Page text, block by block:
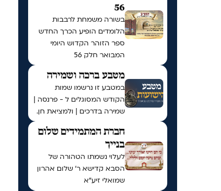
56
בשורה משמחת לרבבות
הלומדים הופיע הכרך החדש
ספר הזוהר הקדוש היומי
המבואר חלק 56
מטבע ברכה ושמירה
במטבע זו נרשמו שמות
הקודש המסוגלים ל - פרנסה |
שמירה בדרכים | ולמציאת חן.
חברת המתמידים שלום
בנייך
לעלוי נשמתו הטהורה של
הסבא קדישא ר' שלום אהרון
שמואלי זיע"א